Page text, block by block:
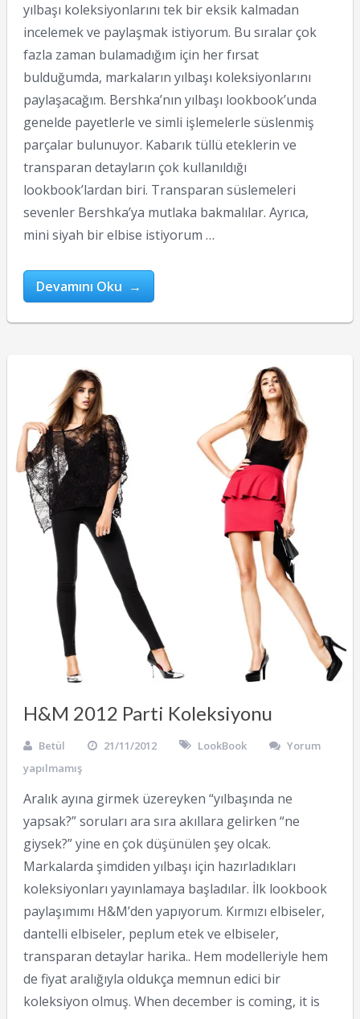
yılbaşı koleksiyonlarını tek bir eksik kalmadan
incelemek ve paylaşmak istiyorum. Bu sıralar çok
fazla zaman bulamadığım için her fırsat
bulduğumda, markaların yılbaşı koleksiyonlarını
paylaşacağım. Bershka’nın yılbaşı lookbook’unda
genelde payetlerle ve simli işlemelerle süslenmiş
parçalar bulunuyor. Kabarık tüllü eteklerin ve
transparan detayların çok kullanıldığı
lookbook’lardan biri. Transparan süslemeleri
sevenler Bershka’ya mutlaka bakmalılar. Ayrıca,
mini siyah bir elbise istiyorum …
Devamını Oku →
H&M 2012 Parti Koleksiyonu
Betül 21/11/2012 LookBook
Yorum
yapılmamış
Aralık ayına girmek üzereyken “yılbaşında ne
yapsak?” soruları ara sıra akıllara gelirken “ne
giysek?” yine en çok düşünülen şey olcak.
Markalarda şimdiden yılbaşı için hazırladıkları
koleksiyonları yayınlamaya başladılar. İlk lookbook
paylaşımımı H&M’den yapıyorum. Kırmızı elbiseler,
dantelli elbiseler, peplum etek ve elbiseler,
transparan detaylar harika.. Hem modelleriyle hem
de fiyat aralığıyla oldukça memnun edici bir
koleksiyon olmuş. When december is coming, it is